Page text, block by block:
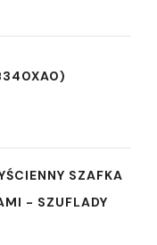
SZAFKA
- SZUFLADY